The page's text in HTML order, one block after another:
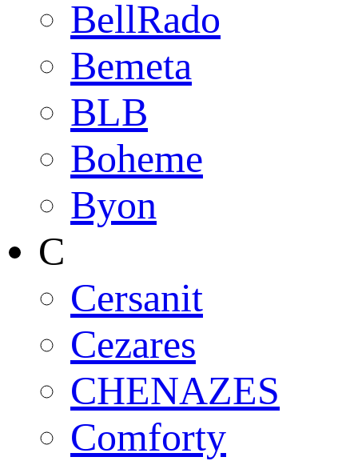
BellRado
Bemeta
BLB
Boheme
Byon
C
Cersanit
Cezares
CHENAZES
Comforty